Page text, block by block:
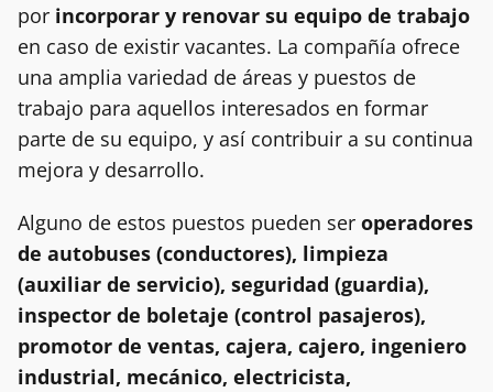
por incorporar y renovar su equipo de trabajo
en caso de existir vacantes. La compañía ofrece
una amplia variedad de áreas y puestos de
trabajo para aquellos interesados en formar
parte de su equipo, y así contribuir a su continua
mejora y desarrollo.
Alguno de estos puestos pueden ser operadores
de autobuses (conductores), limpieza
(auxiliar de servicio), seguridad (guardia),
inspector de boletaje (control pasajeros),
promotor de ventas, cajera, cajero, ingeniero
industrial, mecánico, electricista,